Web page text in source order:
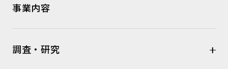
事業内容
調査・研究